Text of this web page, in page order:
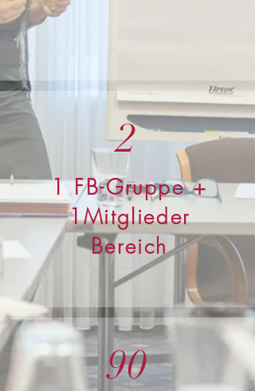
2
1 FB-Gruppe +
1Mitglieder
Bereich
90